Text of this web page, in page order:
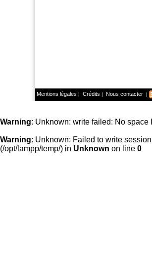
Mentions légales | Crédits | Nous contacter |
Warning: Unknown: write failed: No
Warning: Unknown: Failed to write
(/opt/lampp/temp/) in Unknown on line 0